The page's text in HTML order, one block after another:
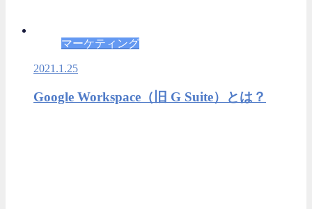
マーケティング
2021.1.25
Google Workspace（旧 G Suite）とは？